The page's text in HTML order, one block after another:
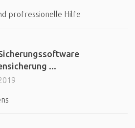
profressionelle Hilfe
...